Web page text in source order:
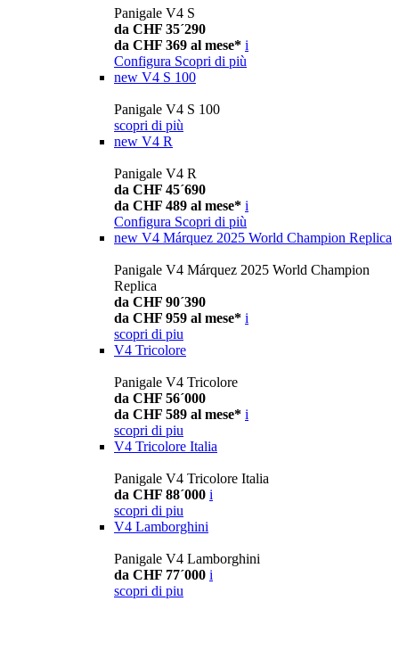
Panigale V4 S
da CHF 35´290
da CHF 369 al mese* i
Configura Scopri di più
new V4 S 100
Panigale V4 S 100
scopri di più
new V4 R
Panigale V4 R
da CHF 45´690
da CHF 489 al mese* i
Configura Scopri di più
new V4 Márquez 2025 World Champion Replica
Panigale V4 Márquez 2025 World Champion
Replica
da CHF 90´390
da CHF 959 al mese* i
scopri di piu
V4 Tricolore
Panigale V4 Tricolore
da CHF 56´000
da CHF 589 al mese* i
scopri di piu
V4 Tricolore Italia
Panigale V4 Tricolore Italia
da CHF 88´000 i
scopri di piu
V4 Lamborghini
Panigale V4 Lamborghini
da CHF 77´000 i
scopri di piu